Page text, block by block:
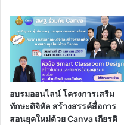
อบรมออนไลน์ โครงการเสริม
ทักษะดิจิทัล สร้างสรรค์สื่อการ
สอนยุคใหม่ด้วย Canva เกียรติ